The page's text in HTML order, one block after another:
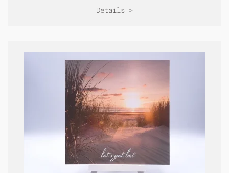
Details >